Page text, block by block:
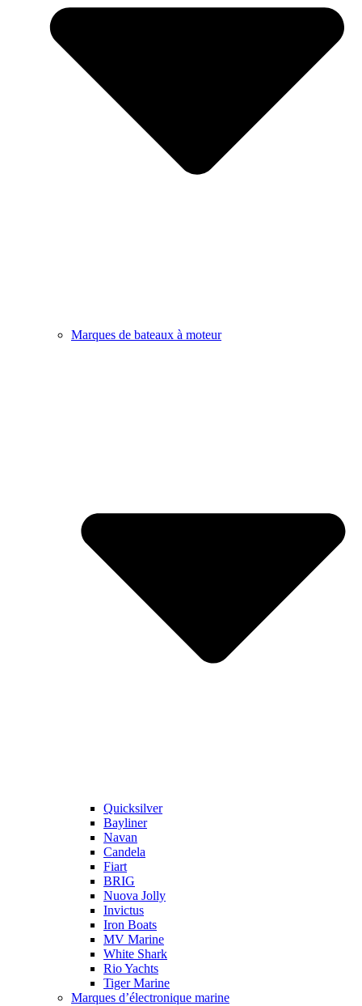
Marques de bateaux à moteur
Quicksilver
Bayliner
Navan
Candela
Fiart
BRIG
Nuova Jolly
Invictus
Iron Boats
MV Marine
White Shark
Rio Yachts
Tiger Marine
Marques d’électronique marine